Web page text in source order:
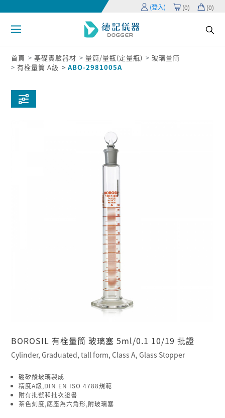
(登入) (0) (0)
首頁 基礎實驗器材 量筒/量瓶(定量瓶)
玻璃量筒
有栓量筒 A級
ABO-2981005A
BOROSIL 有栓量筒 玻璃塞 5ml/0.1 10/19 批證
Cylinder, Graduated, tall form, Class A, Glass Stopper
硼矽酸玻璃製成
精度A級,DIN EN ISO 4788規範
附有批號和批次證書
茶色刻度,底座為六角形,附玻璃塞